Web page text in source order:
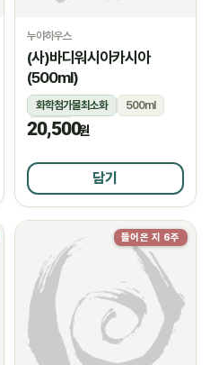
누야하우스
(사)바디워시아카시아
(500ml)
화학첨가물최소화
500ml
상온
20,500원
담기
들어온 지 6주